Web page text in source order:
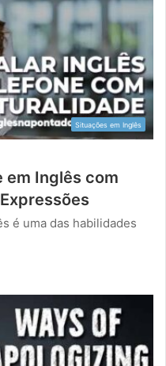
Situações em Inglês
em Inglês com
é uma das habilidades